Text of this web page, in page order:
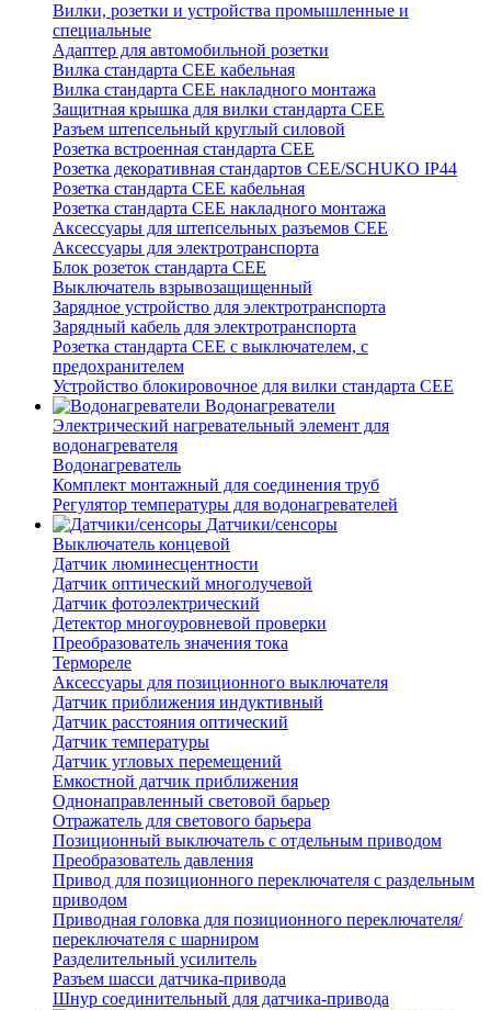
Вилки, розетки и устройства промышленные и
специальные
Адаптер для автомобильной розетки
Вилка стандарта CEE кабельная
Вилка стандарта CEE накладного монтажа
Защитная крышка для вилки стандарта CEE
Разъем штепсельный круглый силовой
Розетка встроенная стандарта CEE
Розетка декоративная стандартов CEE/SCHUKO IP44
Розетка стандарта СЕЕ кабельная
Розетка стандарта СЕЕ накладного монтажа
Аксессуары для штепсельных разъемов CEE
Аксессуары для электротранспорта
Блок розеток стандарта CEE
Выключатель взрывозащищенный
Зарядное устройство для электротранспорта
Зарядный кабель для электротранспорта
Розетка стандарта СЕЕ с выключателем, с
предохранителем
Устройство блокировочное для вилки стандарта CEE
Водонагреватели
Электрический нагревательный элемент для
водонагревателя
Водонагреватель
Комплект монтажный для соединения труб
Регулятор температуры для водонагревателей
Датчики/сенсоры
Выключатель концевой
Датчик люминесцентности
Датчик оптический многолучевой
Датчик фотоэлектрический
Детектор многоуровневой проверки
Преобразователь значения тока
Термореле
Аксессуары для позиционного выключателя
Датчик приближения индуктивный
Датчик расстояния оптический
Датчик температуры
Датчик угловых перемещений
Емкостной датчик приближения
Однонаправленный световой барьер
Отражатель для светового барьера
Позиционный выключатель с отдельным приводом
Преобразователь давления
Привод для позиционного переключателя с раздельным
приводом
Приводная головка для позиционного переключателя/
переключателя с шарниром
Разделительный усилитель
Разъем шасси датчика-привода
Шнур соединительный для датчика-привода